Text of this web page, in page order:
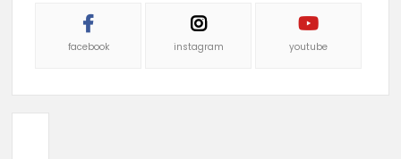
facebook instagram youtube